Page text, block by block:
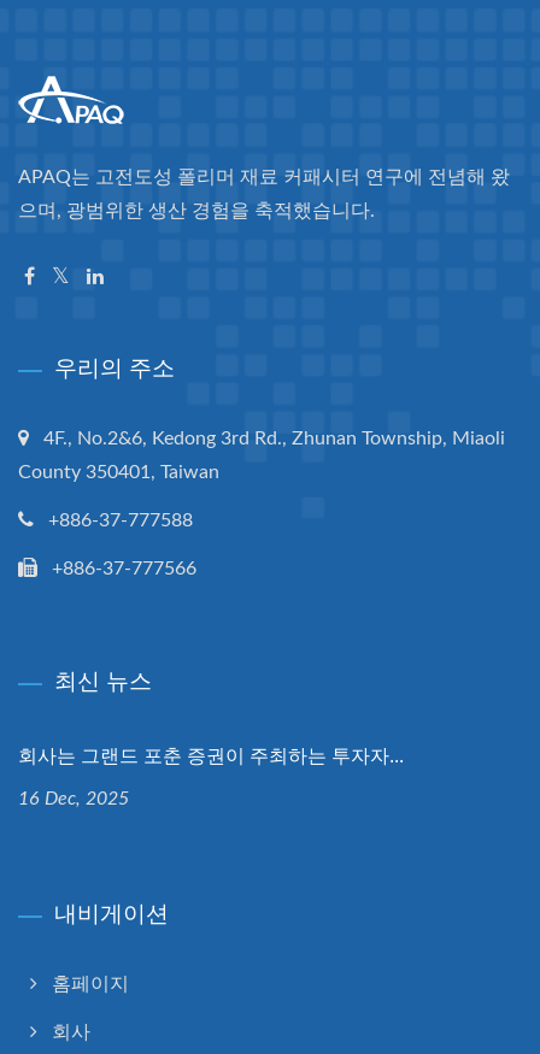
APAQ는 고전도성 폴리머 재료 커패시터 연구에 전념해 왔
으며, 광범위한 생산 경험을 축적했습니다.
우리의 주소
4F., No.2&6, Kedong 3rd Rd., Zhunan Township, Miaoli
County 350401, Taiwan
+886-37-777588
+886-37-777566
최신 뉴스
회사는 그랜드 포춘 증권이 주최하는 투자자...
16 Dec, 2025
내비게이션
홈페이지
회사